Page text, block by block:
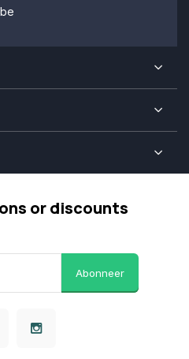
or discounts
Abonneer